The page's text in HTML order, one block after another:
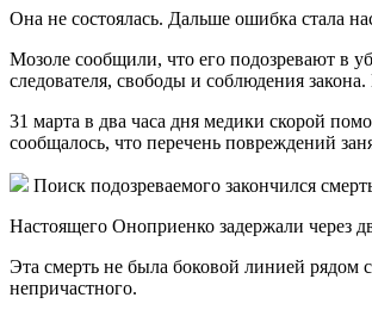
Она не состоялась. Дальше ошибка стала
Мозоле сообщили, что его подозревают в
следователя, свободы и соблюдения
31 марта в два часа дня медики скорой
сообщалось, что перечень повреждений
Поиск подозреваемого закончился
Настоящего Оноприенко задержали через
Эта смерть не была боковой линией рядом
непричастного.